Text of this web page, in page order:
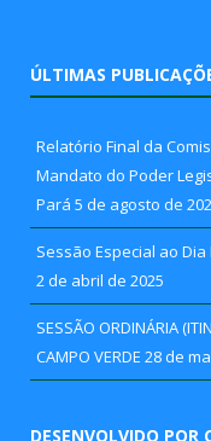
ÚLTIMAS
Relatório Final da
Mandato do Poder
Pará 5 de agosto de
Sessão Especial ao
2 de abril de 2025
SESSÃO ORDINÁRIA
CAMPO VERDE 28 de
DESENVOLVIDO POR